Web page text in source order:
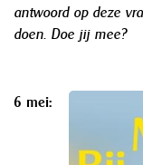
antwoord op deze
doen. Doe jij mee?
6 mei: